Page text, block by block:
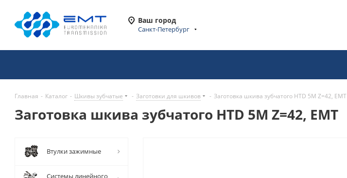
Ваш город
Санкт-Петербург
Главная - Каталог - Шкивы зубчатые - Заготовки для шкивов - Заготовка шкива зубчатого HTD 5M Z=42, EMT
Заготовка шкива зубчатого HTD 5M Z=42, EMT
Втулки зажимные
Системы линейного